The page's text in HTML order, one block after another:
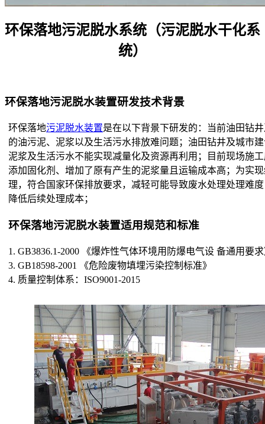
环保落地污泥脱水系统（污泥脱水干化系
统）
环保落地污泥脱水装置研发技术背景
环保落地污泥脱水装置是在以下背景下研发的：当前油田钻
的油污泥、泥浆以及生活污水排放难问题；油田钻井及城市
泥浆及生活污水不能实现减量化及资源再利用；目前现场施
添加固化剂、增加了原有产生的泥浆量且运输成本高；为实
理，符合国家环保排放要求，减轻可能导致废水处理处理难
降低后续处理成本；
环保落地污泥脱水装置适用规范和标准
1. GB3836.1-2000 《爆炸性气体环境用防爆电气设 备通用要
3. GB18598-2001 《危险废物填埋污染控制标准》
4. 质量控制体系：ISO9001-2015